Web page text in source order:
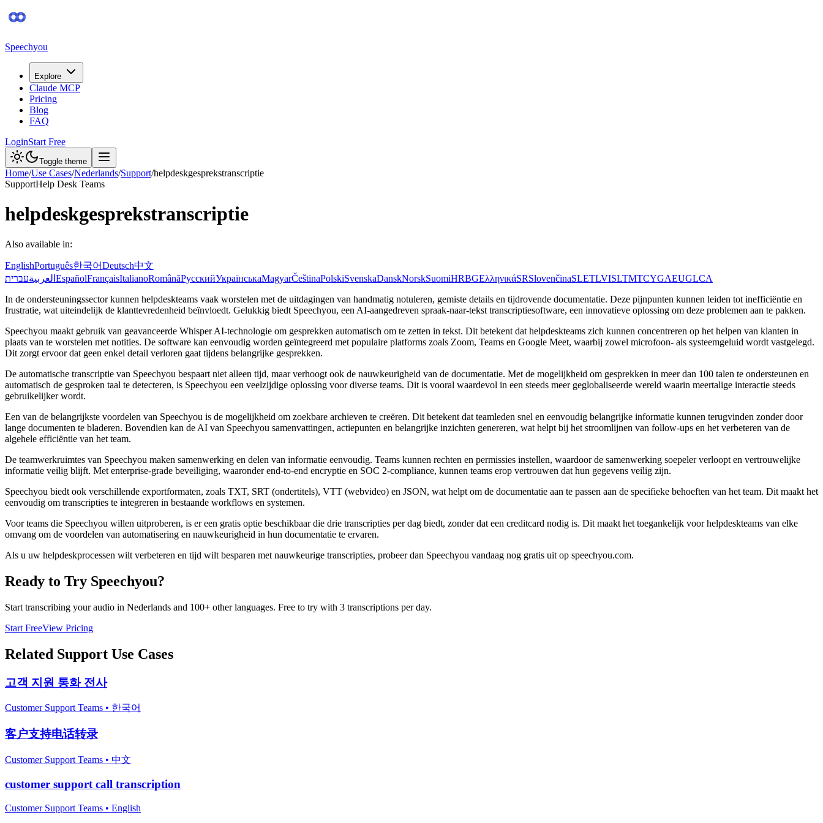
Speechyou
Explore
Claude MCP
Pricing
Blog
FAQ
LoginStart Free
Toggle theme
Home/Use Cases/Nederlands/Support/helpdeskgesprekstranscriptie
SupportHelp Desk Teams
helpdeskgesprekstranscriptie
Also available in:
EnglishPortuguês한국어Deutsch中文
العربيةעברית EspañolFrançaisItalianoRomânăРусскийУкраїнськаMagyarČeštinaPolskiSvenskaDanskNorskSuomiHRBGΕλληνικάSRSlovenčinaSLETLVISLTMTCYGAEUGLCA
In de ondersteuningssector kunnen helpdeskteams vaak worstelen met de uitdagingen van handmatig notuleren, gemiste details en tijdrovende documentatie. Deze pijnpunten kunnen leiden tot inefficiëntie en
frustratie, wat uiteindelijk de klanttevredenheid beïnvloedt. Gelukkig biedt Speechyou, een AI-aangedreven spraak-naar-tekst transcriptiesoftware, een innovatieve oplossing om deze problemen aan te pakken.
Speechyou maakt gebruik van geavanceerde Whisper AI-technologie om gesprekken automatisch om te zetten in tekst. Dit betekent dat helpdeskteams zich kunnen concentreren op het helpen van klanten in
plaats van te worstelen met notities. De software kan eenvoudig worden geïntegreerd met populaire platforms zoals Zoom, Teams en Google Meet, waarbij zowel microfoon- als systeemgeluid wordt vastgelegd.
Dit zorgt ervoor dat geen enkel detail verloren gaat tijdens belangrijke gesprekken.
De automatische transcriptie van Speechyou bespaart niet alleen tijd, maar verhoogt ook de nauwkeurigheid van de documentatie. Met de mogelijkheid om gesprekken in meer dan 100 talen te ondersteunen en
automatisch de gesproken taal te detecteren, is Speechyou een veelzijdige oplossing voor diverse teams. Dit is vooral waardevol in een steeds meer geglobaliseerde wereld waarin meertalige interactie steeds
gebruikelijker wordt.
Een van de belangrijkste voordelen van Speechyou is de mogelijkheid om zoekbare archieven te creëren. Dit betekent dat teamleden snel en eenvoudig belangrijke informatie kunnen terugvinden zonder door
lange documenten te bladeren. Bovendien kan de AI van Speechyou samenvattingen, actiepunten en belangrijke inzichten genereren, wat helpt bij het stroomlijnen van follow-ups en het verbeteren van de
algehele efficiëntie van het team.
De teamwerkruimtes van Speechyou maken samenwerking en delen van informatie eenvoudig. Teams kunnen rechten en permissies instellen, waardoor de samenwerking soepeler verloopt en vertrouwelijke
informatie veilig blijft. Met enterprise-grade beveiliging, waaronder end-to-end encryptie en SOC 2-compliance, kunnen teams erop vertrouwen dat hun gegevens veilig zijn.
Speechyou biedt ook verschillende exportformaten, zoals TXT, SRT (ondertitels), VTT (webvideo) en JSON, wat helpt om de documentatie aan te passen aan de specifieke behoeften van het team. Dit maakt het
eenvoudig om transcripties te integreren in bestaande workflows en systemen.
Voor teams die Speechyou willen uitproberen, is er een gratis optie beschikbaar die drie transcripties per dag biedt, zonder dat een creditcard nodig is. Dit maakt het toegankelijk voor helpdeskteams van elke
omvang om de voordelen van automatisering en nauwkeurigheid in hun documentatie te ervaren.
Als u uw helpdeskprocessen wilt verbeteren en tijd wilt besparen met nauwkeurige transcripties, probeer dan Speechyou vandaag nog gratis uit op speechyou.com.
Ready to Try Speechyou?
Start transcribing your audio in Nederlands and 100+ other languages. Free to try with 3 transcriptions per day.
Start FreeView Pricing
Related Support Use Cases
고객 지원 통화 전사
Customer Support Teams • 한국어
客户支持电话转录
Customer Support Teams • 中文
customer support call transcription
Customer Support Teams • English